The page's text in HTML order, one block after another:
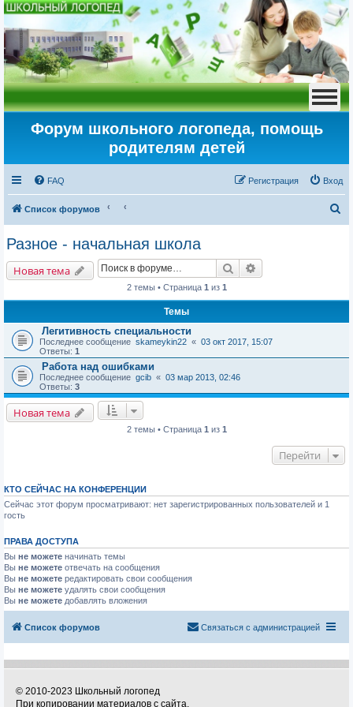
Форум школьного логопеда, помощь
родителям детей
FAQ Вход
Регистрация
Список форумов
о
Разное - начальная школа
Новая тема Поиск
2 темы • Страница 1 из 1
Темы
Легитивность специальности
Последнее сообщение skameykin22 « 03 окт 2017, 15:07
Ответы: 1
Работа над ошибками
Последнее сообщение gcib « 03 мар 2013, 02:46
Ответы: 3
Новая тема
2 темы • Страница 1 из 1
Перейти
КТО СЕЙЧАС НА КОНФЕРЕНЦИИ
Сейчас этот форум просматривают: нет зарегистрированных пользователей и 1
гость
ПРАВА ДОСТУПА
Вы не можете начинать темы
Вы не можете отвечать на сообщения
Вы не можете редактировать свои сообщения
Вы не можете удалять свои сообщения
Вы не можете добавлять вложения
Список форумов Связаться с администрацией
© 2010-2023 Школьный логопед
При копировании материалов с сайта,